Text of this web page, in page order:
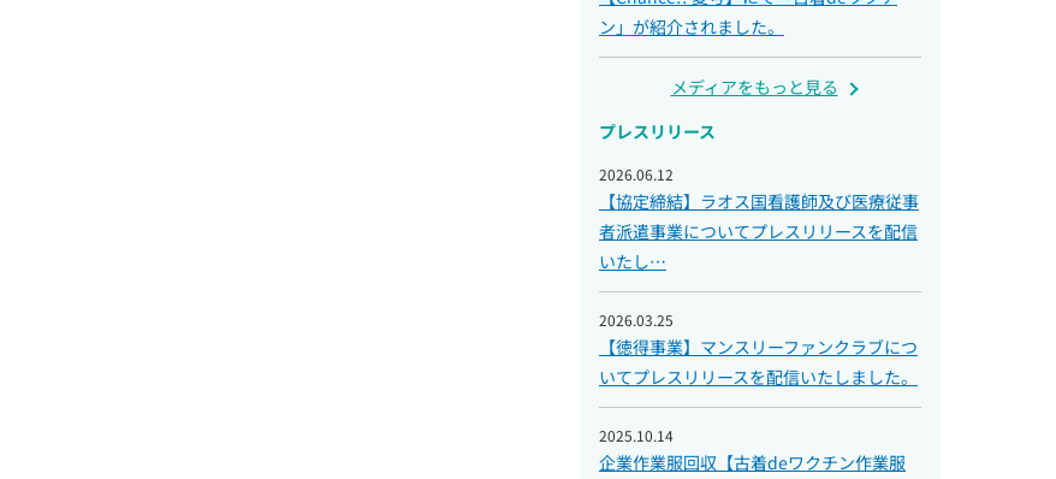
ン」が紹介されました。
メディアをもっと見る
プレスリリース
2026.06.12
【協定締結】ラオス国看護師及び医療従事
者派遣事業についてプレスリリースを配信
いたし…
2026.03.25
【徳得事業】マンスリーファンクラブにつ
いてプレスリリースを配信いたしました。
2025.10.14
企業作業服回収【古着deワクチン作業服